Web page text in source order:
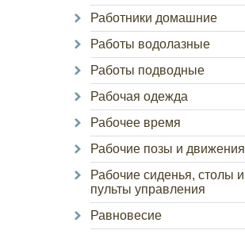
Работники домашние
Работы водолазные
Работы подводные
Рабочая одежда
Рабочее время
Рабочие позы и движения
Рабочие сиденья, столы и
пульты управления
Равновесие